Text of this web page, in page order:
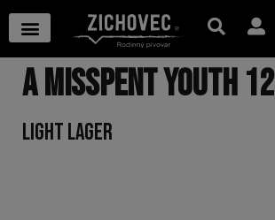
A MISSPENT YOUTH 12
LIGHT LAGER